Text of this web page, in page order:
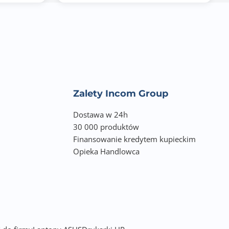
Zalety Incom Group
Dostawa w 24h
30 000 produktów
Finansowanie kredytem kupieckim
Opieka Handlowca